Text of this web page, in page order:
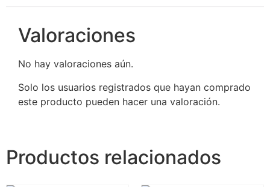
Valoraciones
No hay valoraciones aún.
Solo los usuarios registrados que hayan comprado
este producto pueden hacer una valoración.
Productos relacionados